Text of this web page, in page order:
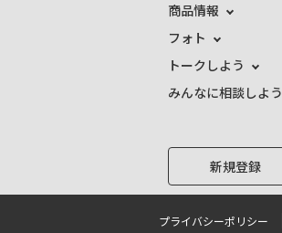
商品情報
フォト
トークしよう
みんなに相談しよう
新規登録
プライバシーポリシー